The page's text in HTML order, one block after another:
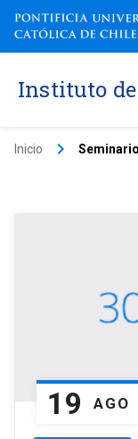
Instituto
Inicio keyboard_arrow_right
19 AGO